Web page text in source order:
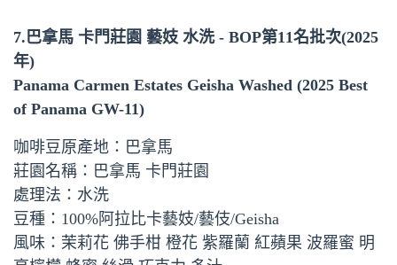
7.巴拿馬 卡門莊園 藝妓 水洗 - BOP第11名批次(2025
年)
Panama Carmen Estates Geisha Washed (2025 Best
of Panama GW-11)
咖啡豆原產地：巴拿馬
莊園名稱：巴拿馬 卡門莊園
處理法：水洗
豆種：100%阿拉比卡藝妓/藝伎/Geisha
風味：茉莉花 佛手柑 橙花 紫羅蘭 紅蘋果 波羅蜜 明